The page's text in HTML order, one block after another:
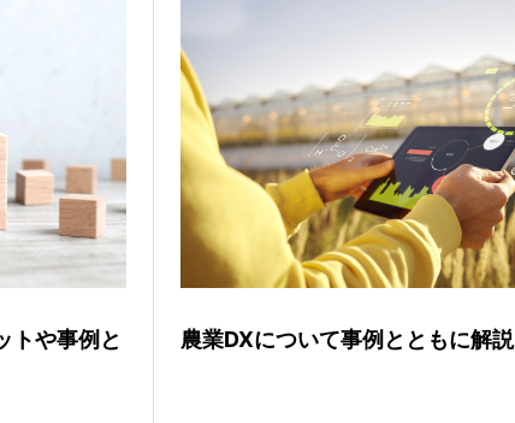
トや事例と
農業DXについて事例とともに解説